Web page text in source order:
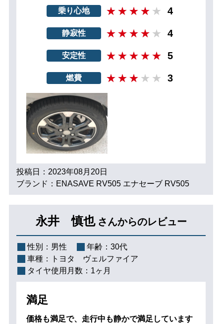
乗り心地 4
静寂性 4
安定性 5
燃費 3
投稿日：2023年08月20日
ブランド：ENASAVE RV505 エナセーブ RV505
永井 慎也 さんからのレビュー
性別： 男性 年齢： 30代
車種：
トヨタ ヴェルファイア
タイヤ使用月数： 1ヶ月
満足
価格も満足で、走行中も静かで満足しています